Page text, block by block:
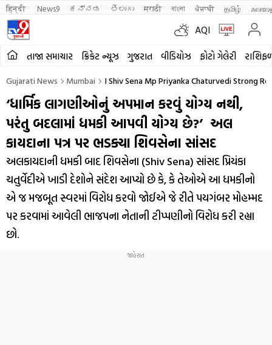
हिन्दी News9 ಕನ್ನಡ తెలుగు मराठी বাংলা ਪੰਜਾਬੀ தமிழ்
AQI
તાજા સમાચાર ક્રિકેટ ન્યૂઝ ગુજરાત વીડિયોઝ ફોટો ગેલેરી
Gujarati News Mumbai । Shiv Sena Mp Priyanka Chaturvedi Strong
‘ધાર્મિક લાગણીઓનું અપમાન કરવું યોગ્ય નથી,
પરંતુ બદલામાં ધમકી આપવી યોગ્ય છે?’ અલ
કાયદાના પત્ર પર ભડક્યા શિવસેના સાંસદ
અલકાયદાની ધમકી બાદ શિવસેના (Shiv Sena) સાંસદ પ્રિયંકા
ચતુર્વેદીએ ખાડી દેશોને સંદેશ આપ્યો છે કે, કે તેઓએ આ ધમકીનો
એ જ મજબૂત સ્વરમાં વિરોધ કરવો જોઈએ જે રીતે પયગંબર મોહમ્મદ
પર કરવામાં આવેલી ભાજપના નેતાની ટીપ્પણીનો વિરોધ કરી રહ્યા
છો.